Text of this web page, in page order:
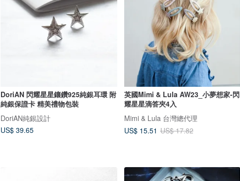
DoriAN 閃耀星星鑲鑽925純銀耳環 附
純銀保證卡 精美禮物包裝
DoriAN純銀設計
US$ 39.65
英國Mimi & Lula AW23_小夢想家-閃
耀星星滴答夾4入
Mimi & Lula 台灣總代理
US$ 15.51 US$ 17.82